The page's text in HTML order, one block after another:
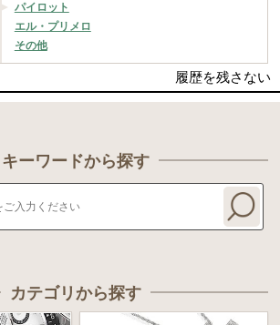
パイロット
エル・プリメロ
その他
履歴を残さない
キーワードから探す
カテゴリから探す